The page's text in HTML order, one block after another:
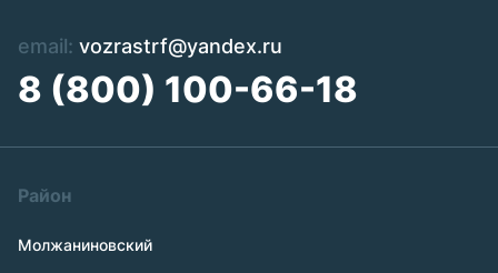
email: vozrastrf@yandex.ru
8 (800) 100-66-18
Район
Молжаниновский